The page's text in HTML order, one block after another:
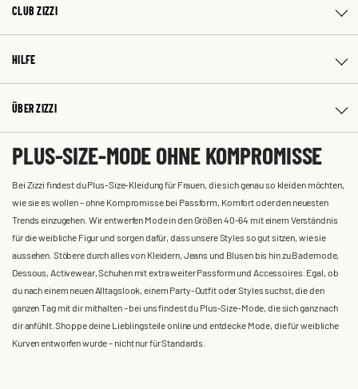
CLUB ZIZZI
HILFE
ÜBER ZIZZI
PLUS-SIZE-MODE OHNE KOMPROMISSE
Bei Zizzi findest du Plus-Size-Kleidung für Frauen, die sich genau so kleiden möchten,
wie sie es wollen – ohne Kompromisse bei Passform, Komfort oder den neuesten
Trends einzugehen. Wir entwerfen Mode in den Größen 40-64 mit einem Verständnis
für die weibliche Figur und sorgen dafür, dass unsere Styles so gut sitzen, wie sie
aussehen. Stöbere durch alles von Kleidern, Jeans und Blusen bis hin zu Bademode,
Dessous, Activewear, Schuhen mit extra weiter Passform und Accessoires. Egal, ob
du nach einem neuen Alltagslook, einem Party-Outfit oder Styles suchst, die den
ganzen Tag mit dir mithalten – bei uns findest du Plus-Size-Mode, die sich ganz nach
dir anfühlt. Shoppe deine Lieblingsteile online und entdecke Mode, die für weibliche
Kurven entworfen wurde – nicht nur für Standards.